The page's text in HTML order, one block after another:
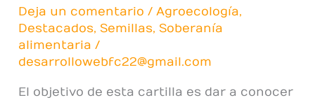
Deja un comentario /Agroecología,
Destacados, Semillas, Soberanía
alimentaria /
desarrollowebfc22@gmail.com
El objetivo de esta cartilla es dar a conocer